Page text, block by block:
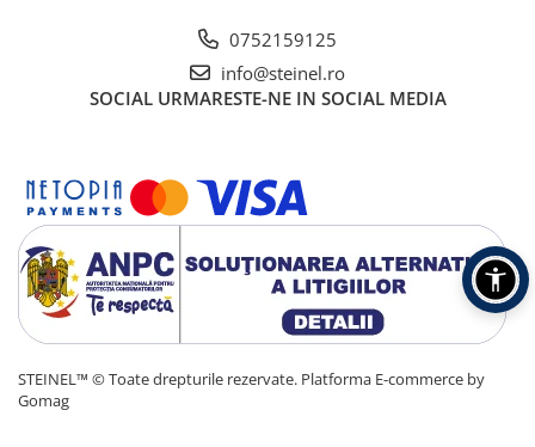
0752159125
info@steinel.ro
SOCIAL URMARESTE-NE IN SOCIAL MEDIA
STEINEL™ © Toate drepturile rezervate. Platforma E-commerce by
Gomag